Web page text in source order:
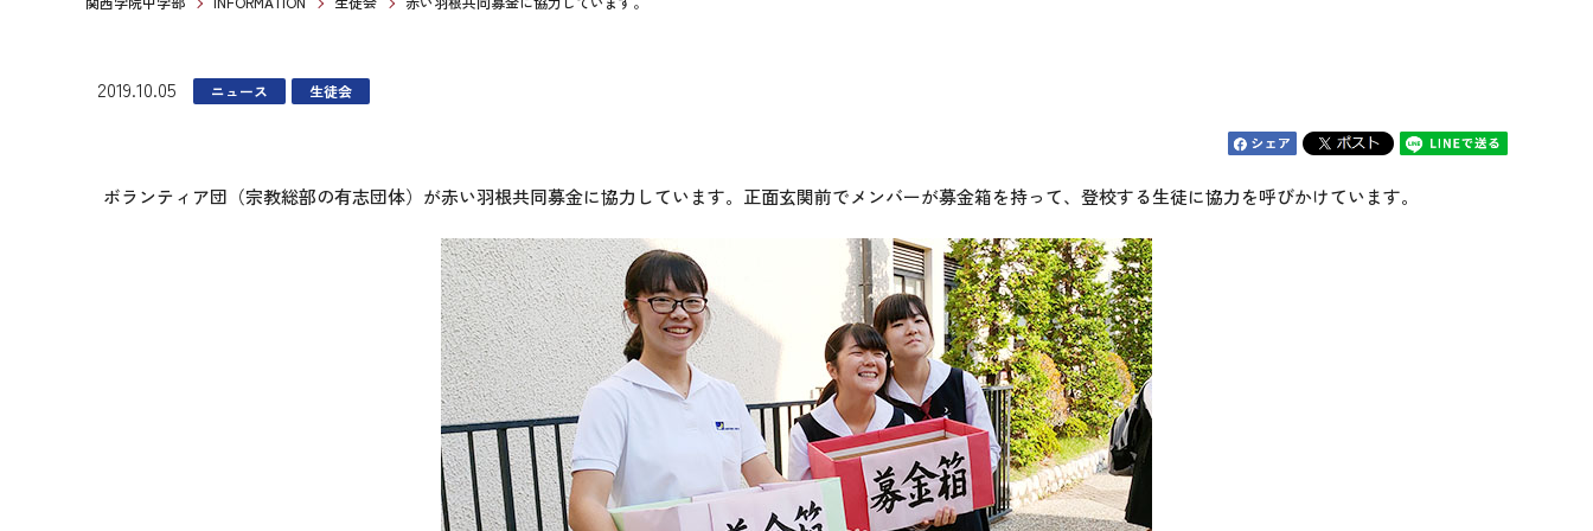
2019.10.05 ニュース 生徒会
ボランティア団（宗教総部の有志団体）が赤い羽根共同募金に協力しています。正面玄関前でメンバーが募金箱を持って、登校する生徒に協力を呼びかけています。